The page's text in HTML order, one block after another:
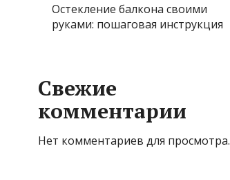
Остекление балкона своими
руками: пошаговая инструкция
Свежие
комментарии
Нет комментариев для просмотра.